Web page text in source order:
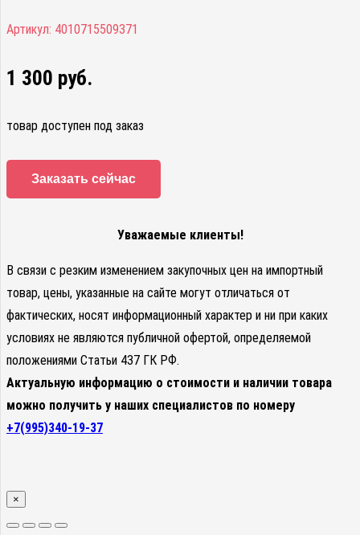
Артикул: 4010715509371
1 300 руб.
товар доступен под заказ
Заказать сейчас
Уважаемые клиенты!
В связи с резким изменением закупочных цен на импортный
товар, цены, указанные на сайте могут отличаться от
фактических, носят информационный характер и ни при каких
условиях не являются публичной офертой, определяемой
положениями Статьи 437 ГК РФ.
Актуальную информацию о стоимости и наличии товара
можно получить у наших специалистов по номеру
+7(995)340-19-37
×